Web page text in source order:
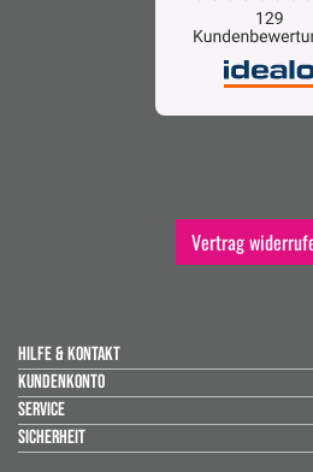
Vertrag
HILFE & KONTAKT
KUNDENKONTO
SERVICE
SICHERHEIT